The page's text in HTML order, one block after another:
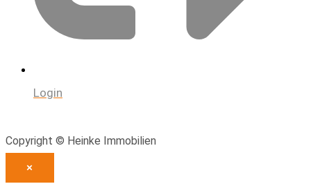
Login
Copyright © Heinke Immobilien
×